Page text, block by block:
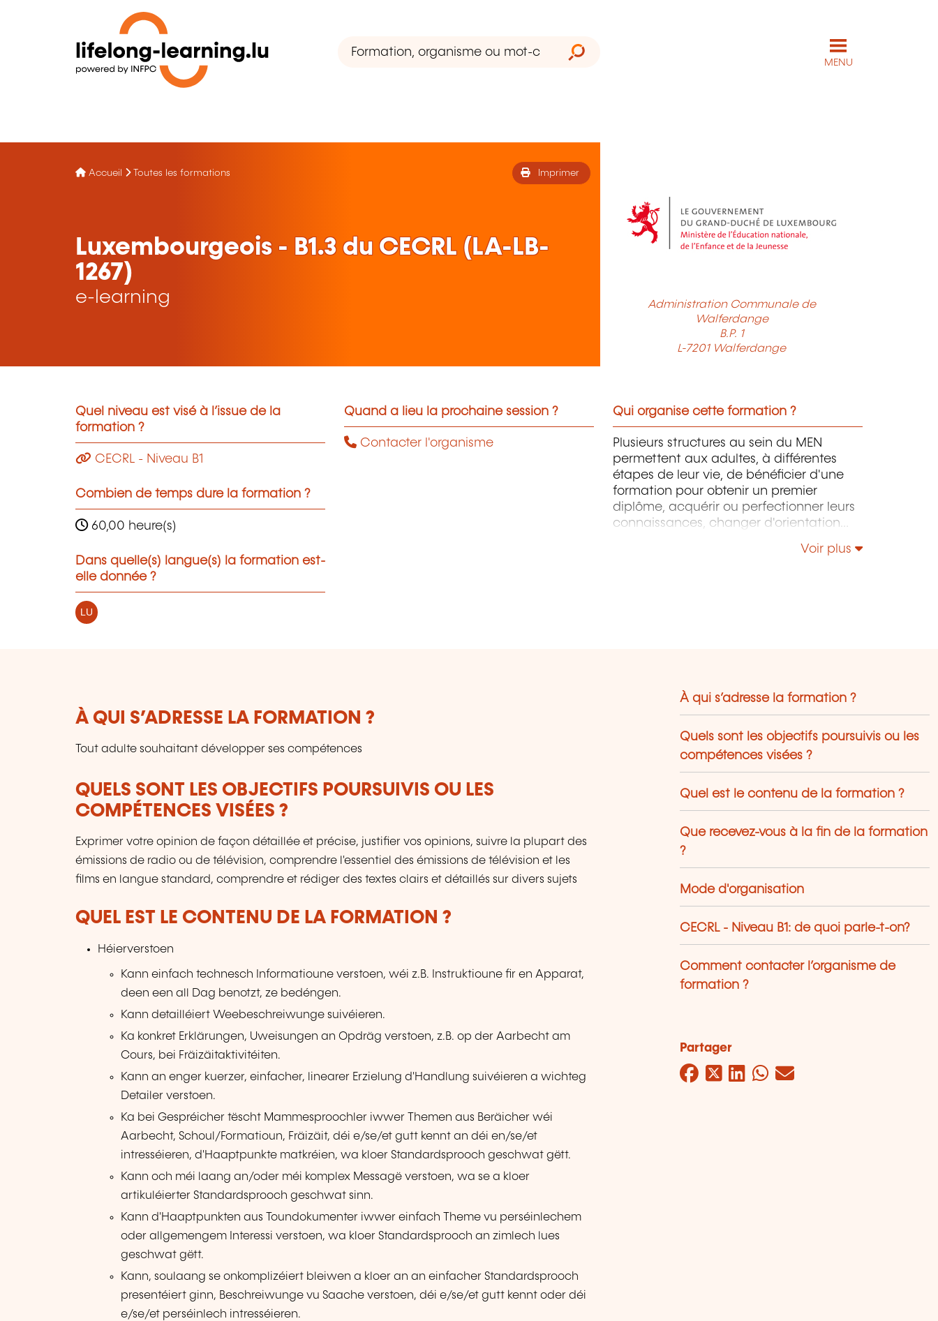
MENU
Accueil Toutes les formations Imprimer
Luxembourgeois - B1.3 du CECRL (LA-LB-
1267)
e-learning
Administration Communale de
Walferdange
B.P. 1
L-7201 Walferdange
Quel niveau est visé à l’issue de la
formation ?
CECRL - Niveau B1
Combien de temps dure la formation ?
60,00 heure(s)
Dans quelle(s) langue(s) la formation est-
elle donnée ?
LU
Quand a lieu la prochaine session ?
Contacter l'organisme
Qui organise cette formation ?
Plusieurs structures au sein du MEN
permettent aux adultes, à différentes
étapes de leur vie, de bénéficier d'une
formation pour obtenir un premier
diplôme, acquérir ou perfectionner leurs
connaissances, changer d'orientation
technologies, enrichir leur culture
Voir plus
À QUI S’ADRESSE LA FORMATION ?
Tout adulte souhaitant développer ses compétences
QUELS SONT LES OBJECTIFS POURSUIVIS OU LES
COMPÉTENCES VISÉES ?
Exprimer votre opinion de façon détaillée et précise, justifier vos opinions, suivre la plupart des
émissions de radio ou de télévision, comprendre l'essentiel des émissions de télévision et les
films en langue standard, comprendre et rédiger des textes clairs et détaillés sur divers sujets
QUEL EST LE CONTENU DE LA FORMATION ?
Héierverstoen
Kann einfach technesch Informatioune verstoen, wéi z.B. Instruktioune fir en Apparat,
deen een all Dag benotzt, ze bedéngen.
Kann detailléiert Weebeschreiwunge suivéieren.
Ka konkret Erklärungen, Uweisungen an Opdräg verstoen, z.B. op der Aarbecht am
Cours, bei Fräizäitaktivitéiten.
Kann an enger kuerzer, einfacher, linearer Erzielung d'Handlung suivéieren a wichteg
Detailer verstoen.
Ka bei Gespréicher tëscht Mammesproochler iwwer Themen aus Beräicher wéi
Aarbecht, Schoul/Formatioun, Fräizäit, déi e/se/et gutt kennt an déi en/se/et
intresséieren, d'Haaptpunkte matkréien, wa kloer Standardsprooch geschwat gëtt.
Kann och méi laang an/oder méi komplex Messagë verstoen, wa se a kloer
artikuléierter Standardsprooch geschwat sinn.
Kann d'Haaptpunkten aus Toundokumenter iwwer einfach Theme vu perséinlechem
oder allgemengem Interessi verstoen, wa kloer Standardsprooch an zimlech lues
geschwat gëtt.
Kann, soulaang se onkomplizéiert bleiwen a kloer an an einfacher Standardsprooch
presentéiert ginn, Beschreiwunge vu Saache verstoen, déi e/se/et gutt kennt oder déi
e/se/et perséinlech intresséieren.
À qui s’adresse la formation ?
Quels sont les objectifs poursuivis ou les
compétences visées ?
Quel est le contenu de la formation ?
Que recevez-vous à la fin de la formation
?
Mode d'organisation
CECRL - Niveau B1: de quoi parle-t-on?
Comment contacter l’organisme de
formation ?
Partager
Facebook
Twitter
LinkedIn
WhatsApp
Mail